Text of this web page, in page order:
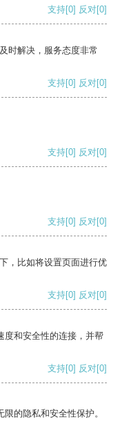
支持[0] 反对[0]
时解决，服务态度非常
支持[0] 反对[0]
支持[0] 反对[0]
支持[0] 反对[0]
，比如将设置页面进行优
支持[0] 反对[0]
度和安全性的连接，并帮
支持[0] 反对[0]
的隐私和安全性保护。